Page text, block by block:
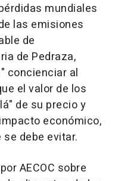
mundiales
las emisiones
de
de Pedraza,
concienciar al
el valor de los
de su precio y
económico,
debe evitar.
AECOC sobre